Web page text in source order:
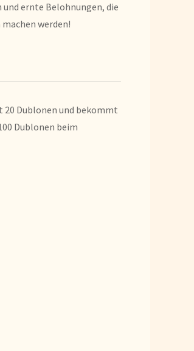
ernte Belohnungen, die
werden!
20 Dublonen und bekommt
Dublonen beim